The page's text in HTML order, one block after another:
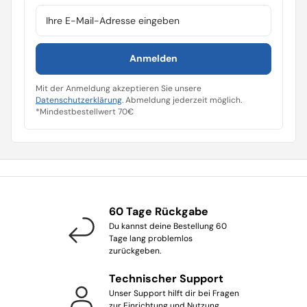
E-Mail-Adresse
Anmelden
Mit der Anmeldung akzeptieren Sie unsere
Datenschutzerklärung. Abmeldung jederzeit möglich.
*Mindestbestellwert 70€
60 Tage Rückgabe
Du kannst deine Bestellung 60
Tage lang problemlos
zurückgeben.
Technischer Support
Unser Support hilft dir bei Fragen